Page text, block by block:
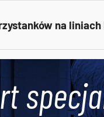
na liniach